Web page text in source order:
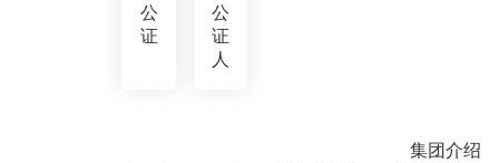
公
证
公
证
人
集团介绍